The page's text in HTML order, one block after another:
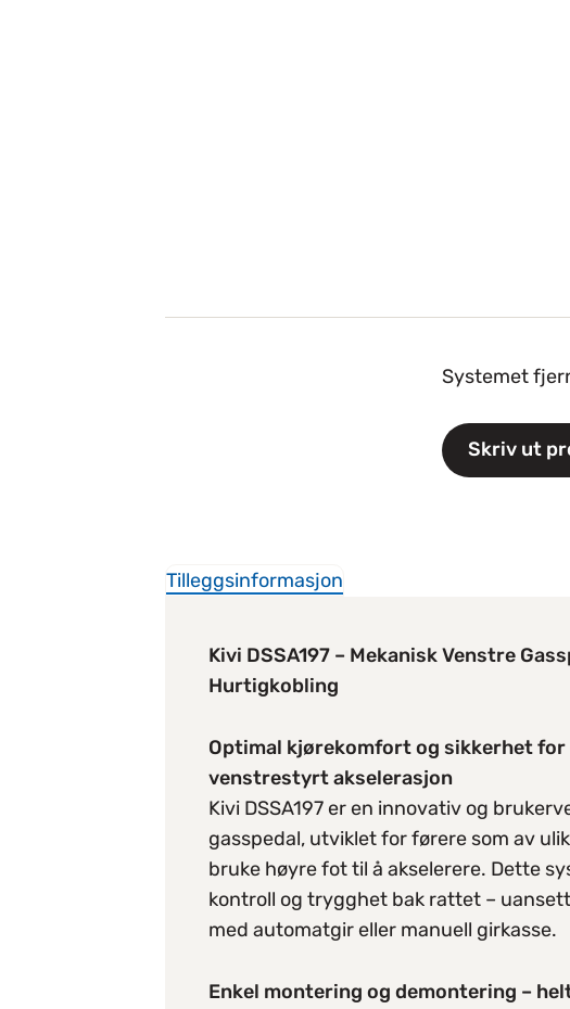
Systemet
Skriv ut
Tilleggsinformasjon
Kivi DSSA197 – Mekanisk Venstre
Hurtigkobling
Optimal kjørekomfort og sikkerhet for
venstrestyrt akselerasjon
Kivi DSSA197 er en innovativ og
gasspedal, utviklet for førere som av
bruke høyre fot til å akselerere. Dette
kontroll og trygghet bak rattet –
med automatgir eller manuell girkasse.
Enkel montering og demontering –